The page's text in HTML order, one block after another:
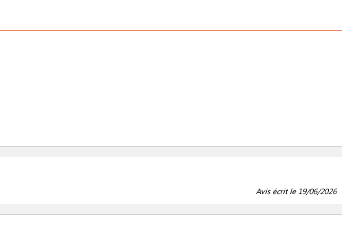
Avis écrit le 19/06/2026